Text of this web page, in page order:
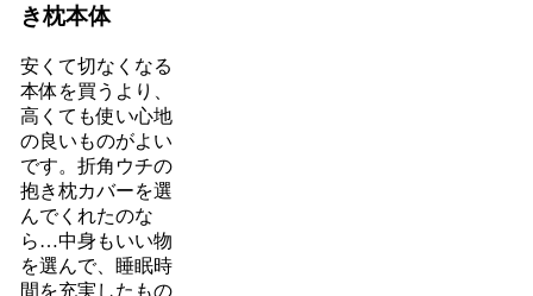
き枕本体
安くて切なくなる
本体を買うより、
高くても使い心地
の良いものがよい
です。折角ウチの
抱き枕カバーを選
んでくれたのな
ら…中身もいい物
を選んで、睡眠時
間を充実したもの